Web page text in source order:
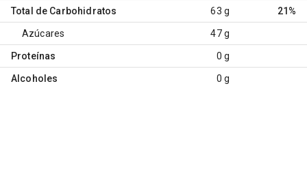
Total de Carbohidratos 63 g 21%
Azúcares 47 g
Proteínas 0 g
Alcoholes 0 g